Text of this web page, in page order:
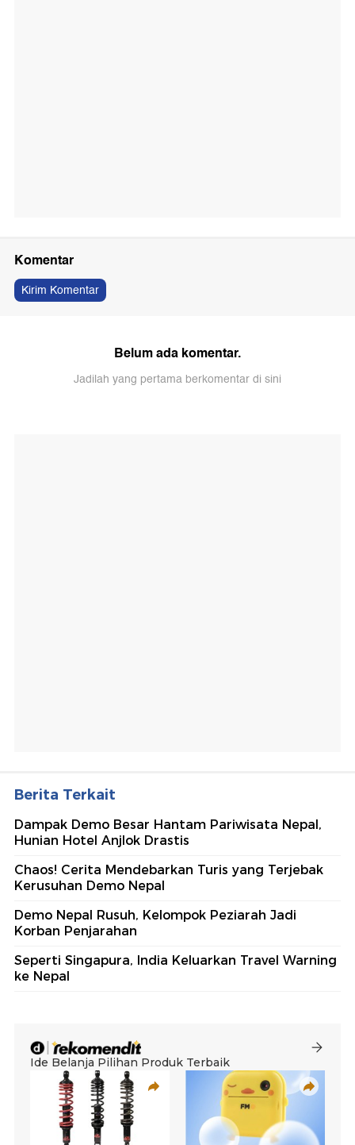
Komentar
Kirim Komentar
Belum ada komentar.
Jadilah yang pertama berkomentar di sini
Berita Terkait
Dampak Demo Besar Hantam Pariwisata Nepal,
Hunian Hotel Anjlok Drastis
Chaos! Cerita Mendebarkan Turis yang Terjebak
Kerusuhan Demo Nepal
Demo Nepal Rusuh, Kelompok Peziarah Jadi
Korban Penjarahan
Seperti Singapura, India Keluarkan Travel Warning
ke Nepal